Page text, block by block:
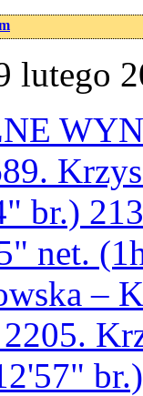
lutego
br.)
net.
–